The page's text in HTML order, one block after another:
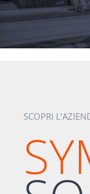
SCOPRI